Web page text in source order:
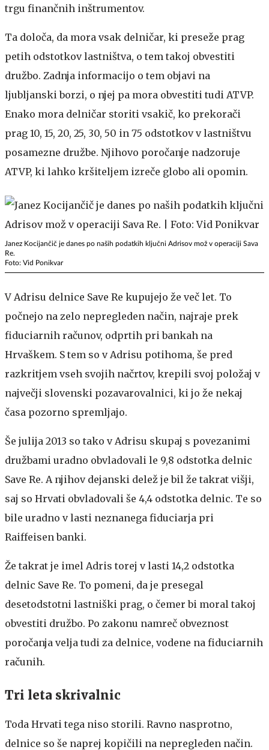
trgu finančnih inštrumentov.
Ta določa, da mora vsak delničar, ki preseže prag
petih odstotkov lastništva, o tem takoj obvestiti
družbo. Zadnja informacijo o tem objavi na
ljubljanski borzi, o njej pa mora obvestiti tudi ATVP.
Enako mora delničar storiti vsakič, ko prekorači
prag 10, 15, 20, 25, 30, 50 in 75 odstotkov v lastništvu
posamezne družbe. Njihovo poročanje nadzoruje
ATVP, ki lahko kršiteljem izreče globo ali opomin.
Janez Kocijančič je danes po naših podatkih ključni Adrisov mož v operaciji Sava
Re.
Foto: Vid Ponikvar
V Adrisu delnice Save Re kupujejo že več let. To
počnejo na zelo nepregleden način, najraje prek
fiduciarnih računov, odprtih pri bankah na
Hrvaškem. S tem so v Adrisu potihoma, še pred
razkritjem vseh svojih načrtov, krepili svoj položaj v
največji slovenski pozavarovalnici, ki jo že nekaj
časa pozorno spremljajo.
Še julija 2013 so tako v Adrisu skupaj s povezanimi
družbami uradno obvladovali le 9,8 odstotka delnic
Save Re. A njihov dejanski delež je bil že takrat višji,
saj so Hrvati obvladovali še 4,4 odstotka delnic. Te so
bile uradno v lasti neznanega fiduciarja pri
Raiffeisen banki.
Že takrat je imel Adris torej v lasti 14,2 odstotka
delnic Save Re. To pomeni, da je presegal
desetodstotni lastniški prag, o čemer bi moral takoj
obvestiti družbo. Po zakonu namreč obveznost
poročanja velja tudi za delnice, vodene na fiduciarnih
računih.
Tri leta skrivalnic
Toda Hrvati tega niso storili. Ravno nasprotno,
delnice so še naprej kopičili na nepregleden način.